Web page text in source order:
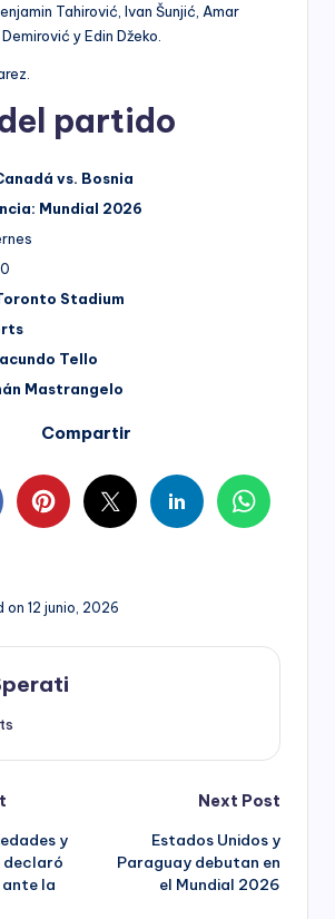
Tahirović, Ivan Šunjić, Amar
y Edin Džeko.
partido
vs. Bosnia
Mundial 2026
Stadium
Tello
Mastrangelo
Compartir
12 junio, 2026
y
declaró
ante la
Next Post
Estados Unidos y
Paraguay debutan en
el Mundial 2026